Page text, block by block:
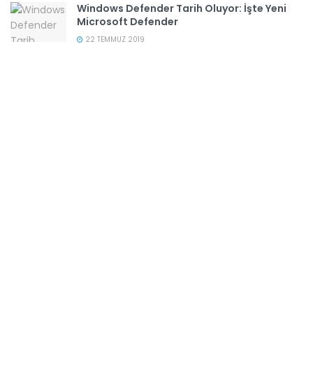
Windows Defender Tarih Oluyor: İşte Yeni
Microsoft Defender
22 TEMMUZ 2019